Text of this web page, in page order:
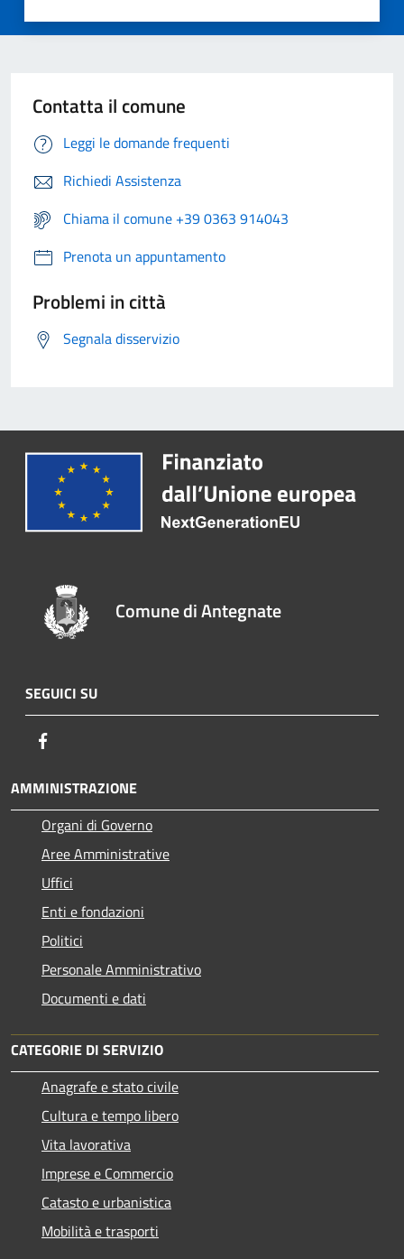
Contatta il comune
Leggi le domande frequenti
Richiedi Assistenza
Chiama il comune +39 0363 914043
Prenota un appuntamento
Problemi in città
Segnala disservizio
Comune di Antegnate
SEGUICI SU
AMMINISTRAZIONE
Organi di Governo
Aree Amministrative
Uffici
Enti e fondazioni
Politici
Personale Amministrativo
Documenti e dati
CATEGORIE DI SERVIZIO
Anagrafe e stato civile
Cultura e tempo libero
Vita lavorativa
Imprese e Commercio
Catasto e urbanistica
Mobilità e trasporti